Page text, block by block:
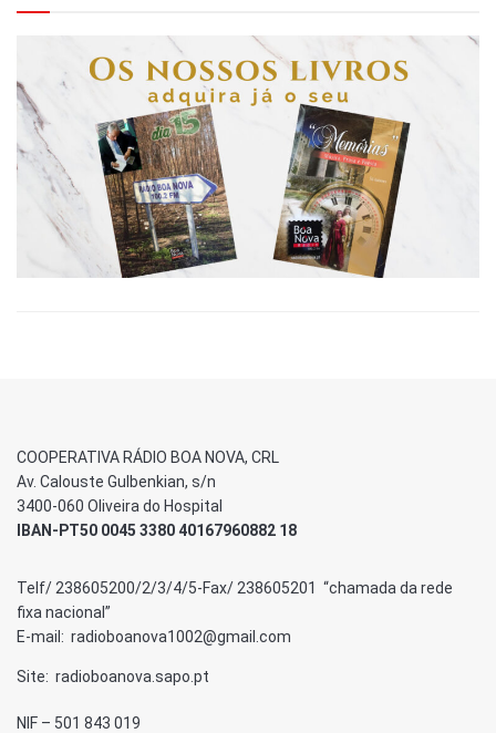
COOPERATIVA RÁDIO BOA NOVA, CRL
Av. Calouste Gulbenkian, s/n
3400-060 Oliveira do Hospital
IBAN-PT50 0045 3380 40167960882 18
Telf/ 238605200/2/3/4/5-Fax/ 238605201 “chamada da rede
fixa nacional”
E-mail: radioboanova1002@gmail.com
Site: radioboanova.sapo.pt
NIF – 501 843 019